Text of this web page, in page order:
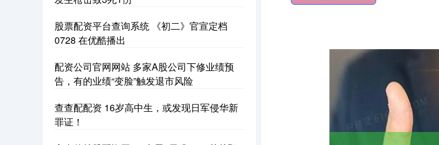
股票配资平台查询系统 《初二》官宣定档
0728 在优酷播出
配资公司官网网站 多家A股公司下修业绩预
告，有的业绩“变脸”触发退市风险
查查配配资 16岁高中生，或发现日军侵华新
罪证！